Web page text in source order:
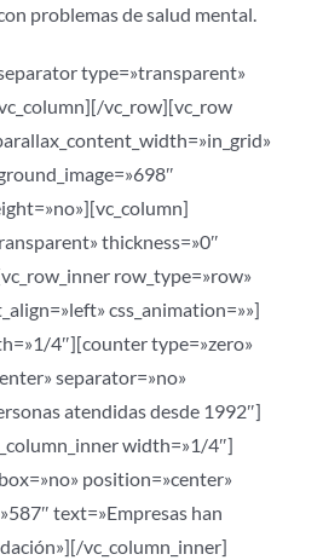
problemas de salud mental.
type=»transparent»
vc_row][vc_row
thickness=»0″
row_type=»row»
css_animation=»»]
4″][counter type=»zero»
separator=»no»
atendidas desde 1992″]
width=»1/4″]
position=»center»
text=»Empresas han
vc_column_inner]